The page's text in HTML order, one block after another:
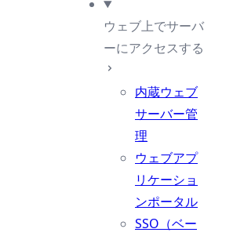
ウェブ上でサーバ
ーにアクセスする
内蔵ウェブ
サーバー管
理
ウェブアプ
リケーショ
ンポータル
SSO（ベー